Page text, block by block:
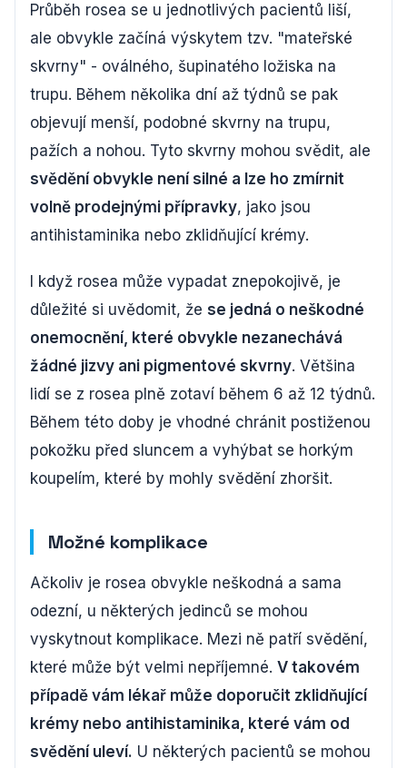
Průběh rosea se u jednotlivých pacientů liší,
ale obvykle začíná výskytem tzv. "mateřské
skvrny" - oválného, šupinatého ložiska na
trupu. Během několika dní až týdnů se pak
objevují menší, podobné skvrny na trupu,
pažích a nohou. Tyto skvrny mohou svědit, ale
svědění obvykle není silné a lze ho zmírnit
volně prodejnými přípravky, jako jsou
antihistaminika nebo zklidňující krémy.
I když rosea může vypadat znepokojivě, je
důležité si uvědomit, že se jedná o neškodné
onemocnění, které obvykle nezanechává
žádné jizvy ani pigmentové skvrny. Většina
lidí se z rosea plně zotaví během 6 až 12 týdnů.
Během této doby je vhodné chránit postiženou
pokožku před sluncem a vyhýbat se horkým
koupelím, které by mohly svědění zhoršit.
Možné komplikace
Ačkoliv je rosea obvykle neškodná a sama
odezní, u některých jedinců se mohou
vyskytnout komplikace. Mezi ně patří svědění,
které může být velmi nepříjemné. V takovém
případě vám lékař může doporučit zklidňující
krémy nebo antihistaminika, které vám od
svědění uleví. U některých pacientů se mohou